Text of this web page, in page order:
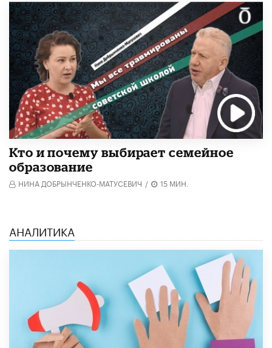
Кто и почему выбирает семейное
образование
НИНА ДОБРЫНЧЕНКО-МАТУСЕВИЧ / 15 МИН.
АНАЛИТИКА